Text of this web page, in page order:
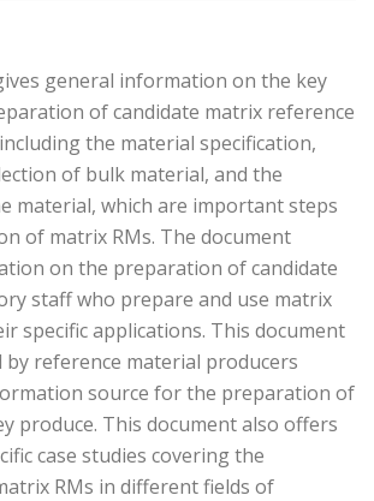
general information on the key
of candidate matrix reference
the material specification,
of bulk material, and the
material, which are important steps
of matrix RMs. The document
on the preparation of candidate
staff who prepare and use matrix
specific applications. This document
by reference material producers
source for the preparation of
produce. This document also offers
case studies covering the
RMs in different fields of